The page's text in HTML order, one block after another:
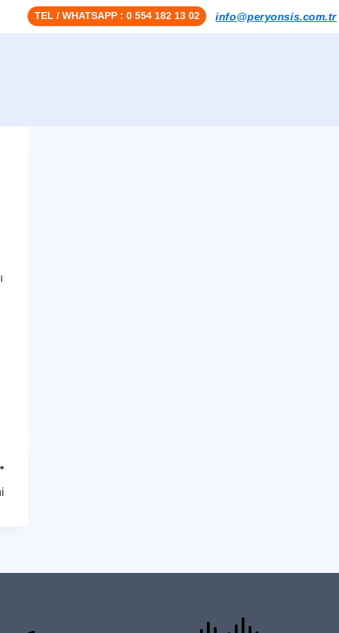
TEL / WHATSAPP : 0 554 182 13 02 info@peryonsis.com.tr